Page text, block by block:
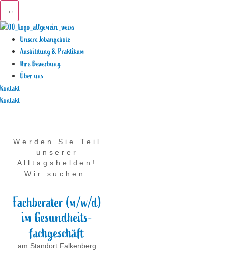
springen
Unsere Jobangebote
Ausbildung & Praktikum
Ihre Bewerbung
Über uns
Kontakt
Kontakt
Zum
Inhalt
Werden Sie Teil
unserer
Alltagshelden!
Wir suchen:
Fach­berater (m/w/d)
im Gesundheits­
fachgeschäft
am Standort Falkenberg